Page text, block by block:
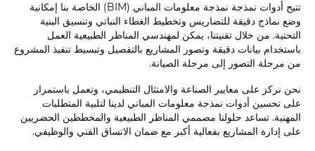
تتيح أدوات نمذجة نمذجة معلومات المباني (BIM) الخاصة بنا إمكانية
وضع نماذج دقيقة للتضاريس وتخطيط الغطاء النباتي وتنسيق البنية
التحتية. من خلال تقنيتنا، يمكن لمهندسي المناظر الطبيعية العمل
باستخدام بيانات دقيقة وتصور المشاريع بالتفصيل وتبسيط تنفيذ المشروع
من مرحلة التصور إلى مرحلة الصيانة.
نحن نركز على معايير الصناعة والامتثال التنظيمي، ونعمل باستمرار
على تحسين أدوات نمذجة معلومات المباني لدينا لتلبية المتطلبات
المهنية. تساعد حلولنا مصممي المناظر الطبيعية والمخططين الحضريين
على إدارة المشاريع بفعالية أكبر مع ضمان الاتساق الفني والوظيفي.